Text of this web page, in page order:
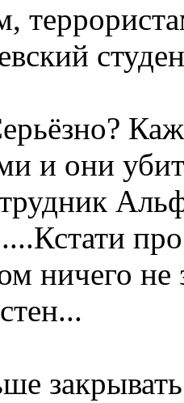
и они
ничего
закрывать